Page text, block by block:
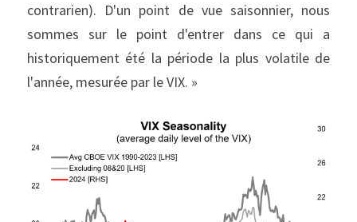
contrarien). D'un point de vue saisonnier, nous
sommes sur le point d'entrer dans ce qui a
historiquement été la période la plus volatile de
l'année, mesurée par le VIX. »